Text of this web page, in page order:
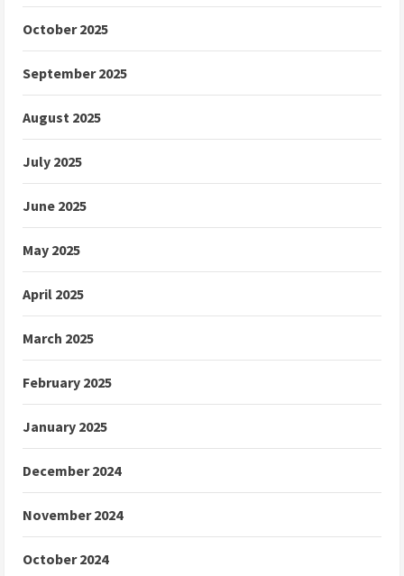
October 2025
September 2025
August 2025
July 2025
June 2025
May 2025
April 2025
March 2025
February 2025
January 2025
December 2024
November 2024
October 2024